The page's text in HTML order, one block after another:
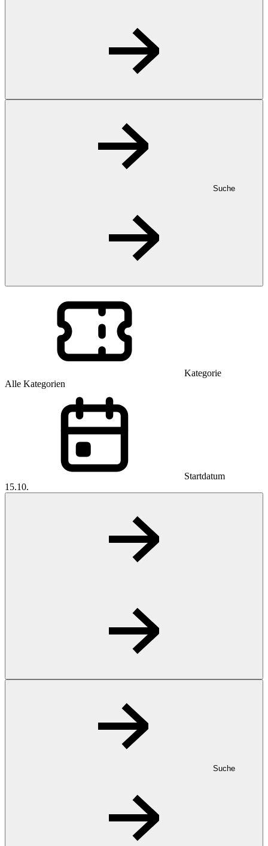
Suche
Kategorie
Alle Kategorien
Startdatum
15.10.
Suche